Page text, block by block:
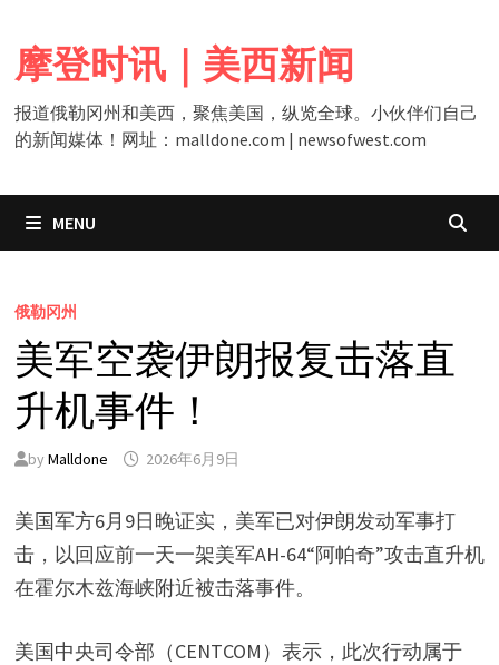
content
摩登时讯｜美西新闻
报道俄勒冈州和美西，聚焦美国，纵览全球。小伙伴们自己
的新闻媒体！网址：malldone.com | newsofwest.com
MENU
俄勒冈州
美军空袭伊朗报复击落直
升机事件！
by Malldone 2026年6月9日
美国军方6月9日晚证实，美军已对伊朗发动军事打
击，以回应前一天一架美军AH-64“阿帕奇”攻击直升机
在霍尔木兹海峡附近被击落事件。
美国中央司令部（CENTCOM）表示，此次行动属于